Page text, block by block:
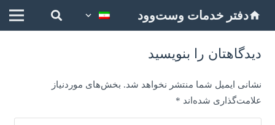
homeدفتر خدمات وست‌وود
دیدگاهتان را بنویسید
نشانی ایمیل شما منتشر نخواهد شد. بخش‌های موردنیاز
علامت‌گذاری شده‌اند *